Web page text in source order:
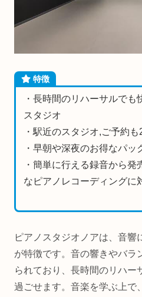
特徴
・長時間のリハーサルで
スタジオ
・駅近のスタジオ,ご予約
・早朝や深夜のお得なパッ
・簡単に行える録音から発
なピアノレコーディングに
ピアノスタジオノアは、音響
が特徴です。音の響きやバラ
られており、長時間のリハー
過ごせます。音楽を学ぶ上で